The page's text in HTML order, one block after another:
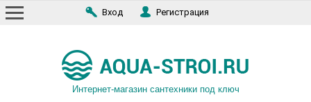
Вход Регистрация
Интернет-магазин сантехники под ключ